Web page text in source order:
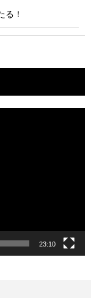
る！
23:10